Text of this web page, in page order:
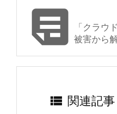
 「クラウ
被害から
 関連記事